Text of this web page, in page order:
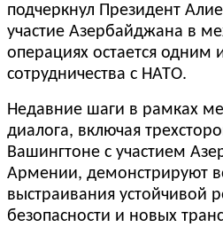
подчеркнул Президент
участие Азербайджана в
операциях остается одним
сотрудничества с НАТО.
Недавние шаги в рамках
диалога, включая
Вашингтоне с участием
Армении, демонстрируют
выстраивания устойчивой
безопасности и новых